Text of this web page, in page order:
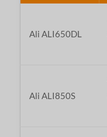
Ali ALI650DL
Ali ALI850S